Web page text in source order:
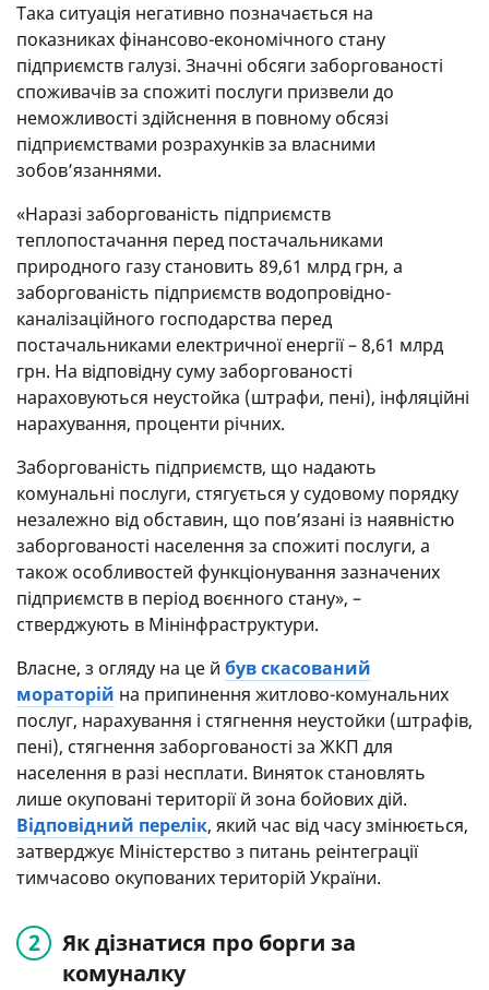
Така ситуація негативно позначається на
показниках фінансово-економічного стану
підприємств галузі. Значні обсяги заборгованості
споживачів за спожиті послуги призвели до
неможливості здійснення в повному обсязі
підприємствами розрахунків за власними
зобов’язаннями.
«Наразі заборгованість підприємств
теплопостачання перед постачальниками
природного газу становить 89,61 млрд грн, а
заборгованість підприємств водопровідно-
каналізаційного господарства перед
постачальниками електричної енергії – 8,61 млрд
грн. На відповідну суму заборгованості
нараховуються неустойка (штрафи, пені), інфляційні
нарахування, проценти річних.
Заборгованість підприємств, що надають
комунальні послуги, стягується у судовому порядку
незалежно від обставин, що пов’язані із наявністю
заборгованості населення за спожиті послуги, а
також особливостей функціонування зазначених
підприємств в період воєнного стану», –
стверджують в Мінінфраструктури.
Власне, з огляду на це й був скасований
мораторій на припинення житлово-комунальних
послуг, нарахування і стягнення неустойки (штрафів,
пені), стягнення заборгованості за ЖКП для
населення в разі несплати. Виняток становлять
лише окуповані території й зона бойових дій.
Відповідний перелік, який час від часу змінюється,
затверджує Міністерство з питань реінтеграції
тимчасово окупованих територій України.
Як дізнатися про борги за
комуналку